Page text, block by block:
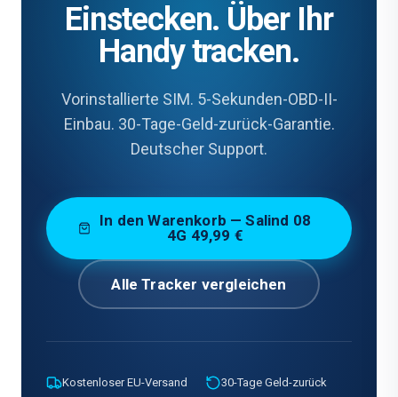
Einstecken. Über Ihr
Handy tracken.
Vorinstallierte SIM. 5-Sekunden-OBD-II-
Einbau. 30-Tage-Geld-zurück-Garantie.
Deutscher Support.
In den Warenkorb — Salind 08
4G 49,99 €
Alle Tracker vergleichen
Kostenloser EU-Versand 30-Tage Geld-zurück